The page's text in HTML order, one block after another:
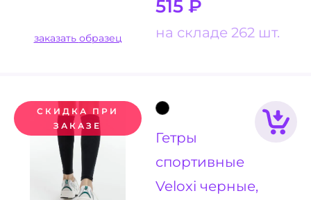
515 ₽
на складе 262 шт.
заказать образец
СКИДКА ПРИ
ЗАКАЗЕ
Гетры
спортивные
Veloxi черные,